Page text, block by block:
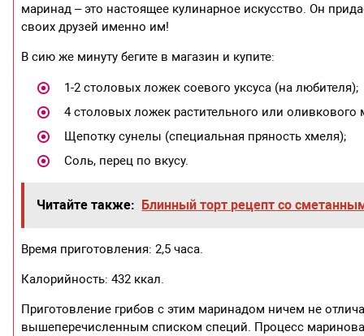
маринад – это настоящее кулинарное искусство. Он
своих друзей именно им!
В сию же минуту бегите в магазин и купите:
1-2 столовых ложек соевого уксуса (на любителя);
4 столовых ложек растительного или оливкового
Щепотку сунелы (специальная пряность хмеля);
Соль, перец по вкусу.
Читайте также: Блинный торт рецепт со
Время приготовления: 2,5 часа.
Калорийность: 432 ккал.
Приготовление грибов с этим маринадом ничем не
вышеперечисленным списком специй. Процесс